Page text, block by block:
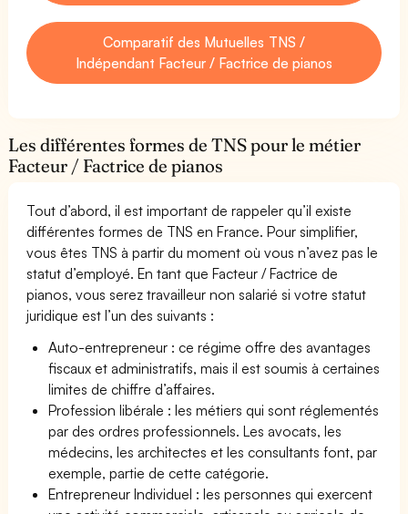
Comparatif des Mutuelles TNS /
Indépendant Facteur / Factrice de pianos
Les différentes formes de TNS pour le métier
Facteur / Factrice de pianos
Tout d’abord, il est important de rappeler qu’il existe
différentes formes de TNS en France. Pour simplifier,
vous êtes TNS à partir du moment où vous n’avez pas le
statut d’employé. En tant que Facteur / Factrice de
pianos, vous serez travailleur non salarié si votre statut
juridique est l’un des suivants :
Auto-entrepreneur : ce régime offre des avantages
fiscaux et administratifs, mais il est soumis à certaines
limites de chiffre d’affaires.
Profession libérale : les métiers qui sont réglementés
par des ordres professionnels. Les avocats, les
médecins, les architectes et les consultants font, par
exemple, partie de cette catégorie.
Entrepreneur Individuel : les personnes qui exercent